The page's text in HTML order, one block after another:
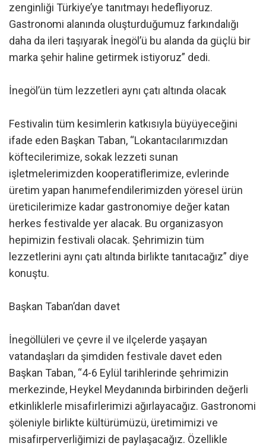
zenginliği Türkiye’ye tanıtmayı hedefliyoruz.
Gastronomi alanında oluşturduğumuz farkındalığı
daha da ileri taşıyarak İnegöl’ü bu alanda da güçlü bir
marka şehir haline getirmek istiyoruz” dedi.
İnegöl’ün tüm lezzetleri aynı çatı altında olacak
Festivalin tüm kesimlerin katkısıyla büyüyeceğini
ifade eden Başkan Taban, “Lokantacılarımızdan
köftecilerimize, sokak lezzeti sunan
işletmelerimizden kooperatiflerimize, evlerinde
üretim yapan hanımefendilerimizden yöresel ürün
üreticilerimize kadar gastronomiye değer katan
herkes festivalde yer alacak. Bu organizasyon
hepimizin festivali olacak. Şehrimizin tüm
lezzetlerini aynı çatı altında birlikte tanıtacağız” diye
konuştu.
Başkan Taban’dan davet
İnegöllüleri ve çevre il ve ilçelerde yaşayan
vatandaşları da şimdiden festivale davet eden
Başkan Taban, “4-6 Eylül tarihlerinde şehrimizin
merkezinde, Heykel Meydanında birbirinden değerli
etkinliklerle misafirlerimizi ağırlayacağız. Gastronomi
şöleniyle birlikte kültürümüzü, üretimimizi ve
misafirperverliğimizi de paylaşacağız. Özellikle